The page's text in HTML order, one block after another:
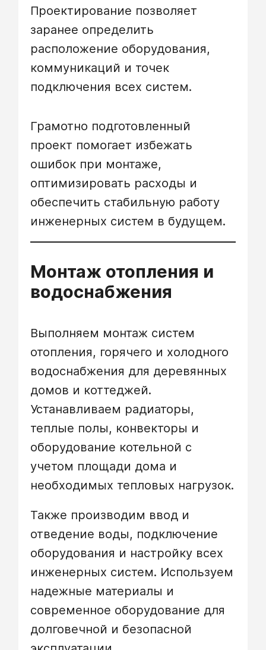
Проектирование позволяет
заранее определить
расположение оборудования,
коммуникаций и точек
подключения всех систем.
Грамотно подготовленный
проект помогает избежать
ошибок при монтаже,
оптимизировать расходы и
обеспечить стабильную работу
инженерных систем в будущем.
Монтаж отопления и
водоснабжения
Выполняем монтаж систем
отопления, горячего и холодного
водоснабжения для деревянных
домов и коттеджей.
Устанавливаем радиаторы,
теплые полы, конвекторы и
оборудование котельной с
учетом площади дома и
необходимых тепловых нагрузок.
Также производим ввод и
отведение воды, подключение
оборудования и настройку всех
инженерных систем. Используем
надежные материалы и
современное оборудование для
долговечной и безопасной